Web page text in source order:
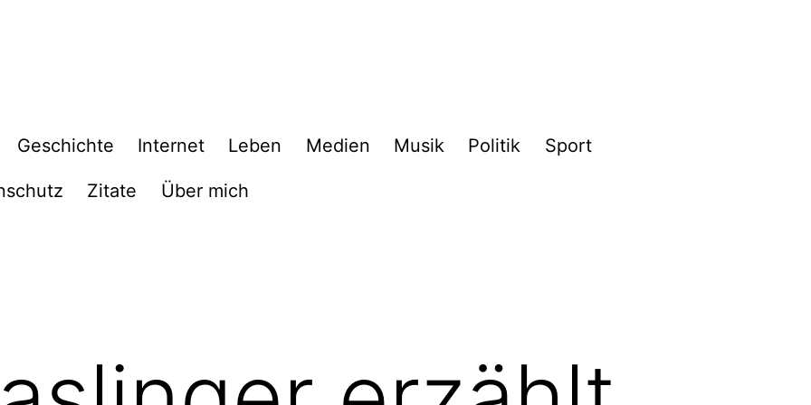
Geschichte Internet Leben Medien Musik Politik Sport
Zitate Über mich